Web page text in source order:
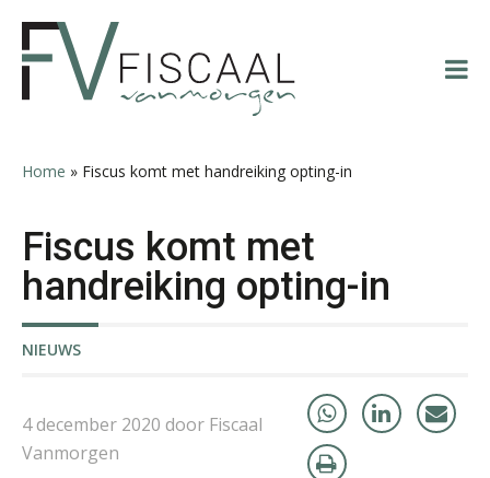
hoofdnavigatie
hoofd
eerste
voettekst
Home » Fiscus komt met handreiking opting-in
Fiscus komt met
handreiking opting-in
NIEUWS
4 december 2020 door Fiscaal
Vanmorgen